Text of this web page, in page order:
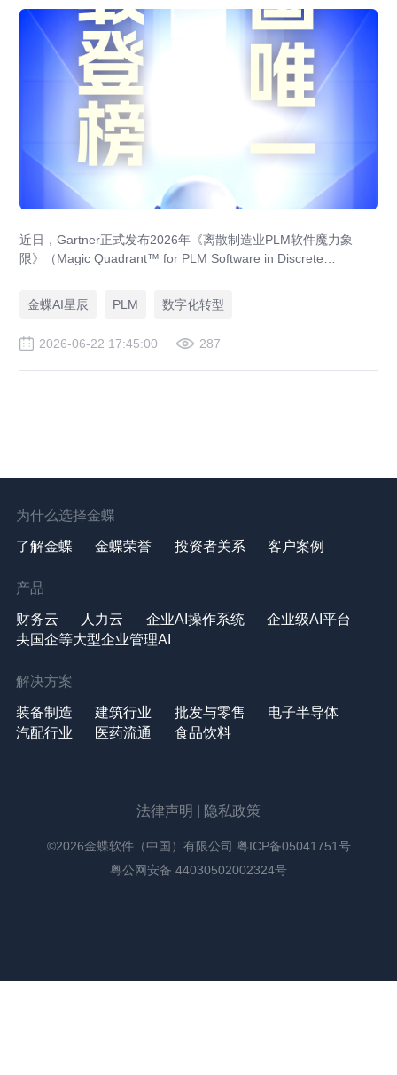
近日，Gartner正式发布2026年《离散制造业PLM软件魔力象
限》（Magic Quadrant™ for PLM Software in Discrete
本次报告中首次且唯一上榜的中国本土厂商！
金蝶AI星辰 PLM 数字化转型
2026-06-22 17:45:00 287
为什么选择金蝶
了解金蝶 金蝶荣誉 投资者关系 客户案例
产品
财务云 人力云 企业AI操作系统
企业级AI平台
央国企等大型企业管理AI
解决方案
装备制造 建筑行业 批发与零售
电子半导体
汽配行业
医药流通 食品饮料
法律声明 隐私政策
©2026金蝶软件（中国）有限公司 粤ICP备05041751号
粤公网安备 44030502002324号